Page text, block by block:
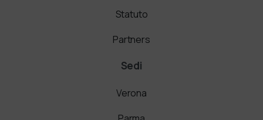
Statuto
Partners
Sedi
Verona